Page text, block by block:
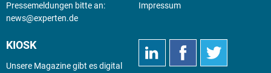
Pressemeldungen bitte an:
news@experten.de
Impressum
KIOSK
Unsere Magazine gibt es digital